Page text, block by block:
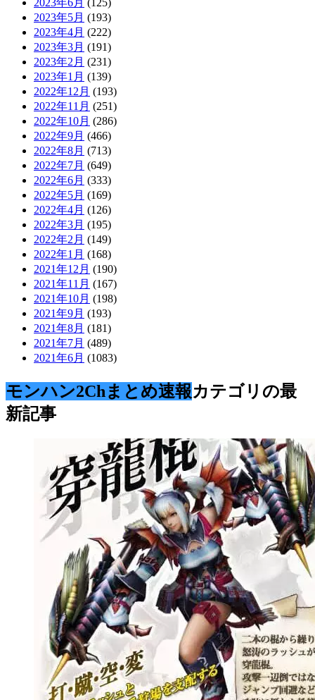
2023年5月 (193)
2023年4月 (222)
2023年3月 (191)
2023年2月 (231)
2023年1月 (139)
2022年12月 (193)
2022年11月 (251)
2022年10月 (286)
2022年9月 (466)
2022年8月 (713)
2022年7月 (649)
2022年6月 (333)
2022年5月 (169)
2022年4月 (126)
2022年3月 (195)
2022年2月 (149)
2022年1月 (168)
2021年12月 (190)
2021年11月 (167)
2021年10月 (198)
2021年9月 (193)
2021年8月 (181)
2021年7月 (489)
2021年6月 (1083)
モンハン2Chまとめ速報カテゴリの最
新記事